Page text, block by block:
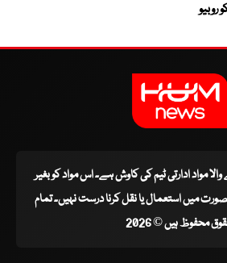
روبیو
والا مواد ادارتی ٹیم کی کاوش ہے۔ اس مواد کو بغیر
میں استعمال یا نقل کرنا درست نہیں۔ تمام
محفوظ ہیں © 2026